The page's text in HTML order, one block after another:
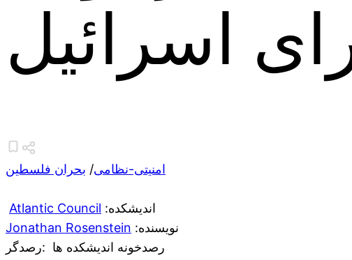
اسرائیل
امنیتی-نظامی/ بحران فلسطین
Atlantic Council :اندیشکده
Jonathan Rosenstein :نویسنده
رصدخونه اندیشکده ها :رصدگر